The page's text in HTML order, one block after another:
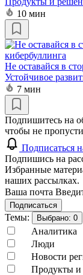
10 мин
Не оставайся в
Устойчивое
7 мин
Подпишитесь на
чтобы не
Подписаться
Подпишись на
Избранные
наших рассылках.
Ваша почта
Подписаться
Темы: Выбрано: 0
Аналитика
Люди
Новости
Продукты и